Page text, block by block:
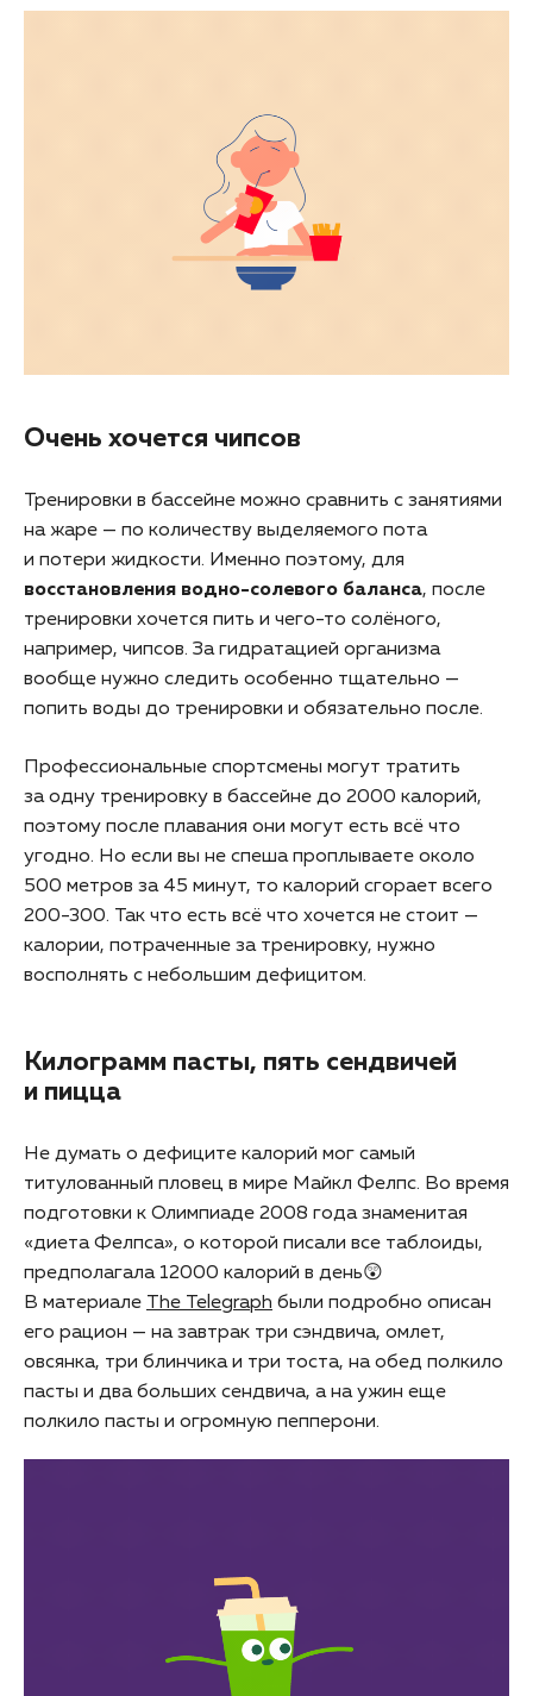
Очень хочется чипсов
Тренировки в бассейне можно сравнить с занятиями
на жаре — по количеству выделяемого пота
и потери жидкости. Именно поэтому, для
восстановления водно-солевого баланса, после
тренировки хочется пить и чего-то солёного,
например, чипсов. За гидратацией организма
вообще нужно следить особенно тщательно —
попить воды до тренировки и обязательно после.
Профессиональные спортсмены могут тратить
за одну тренировку в бассейне до 2000 калорий,
поэтому после плавания они могут есть всё что
угодно. Но если вы не спеша проплываете около
500 метров за 45 минут, то калорий сгорает всего
200-300. Так что есть всё что хочется не стоит —
калории, потраченные за тренировку, нужно
восполнять с небольшим дефицитом.
Килограмм пасты, пять сендвичей
и пицца
Не думать о дефиците калорий мог самый
титулованный пловец в мире Майкл Фелпс. Во время
подготовки к Олимпиаде 2008 года знаменитая
«диета Фелпса», о которой писали все таблоиды,
предполагала 12000 калорий в день😲
В материале The Telegraph были подробно описан
его рацион — на завтрак три сэндвича, омлет,
овсянка, три блинчика и три тоста, на обед полкило
пасты и два больших сендвича, а на ужин еще
полкило пасты и огромную пепперони.